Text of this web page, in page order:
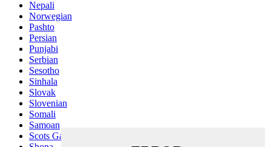
Nepali
Norwegian
Pashto
Persian
Punjabi
Serbian
Sesotho
Sinhala
Slovak
Slovenian
Somali
Samoan
Scots Gaelic